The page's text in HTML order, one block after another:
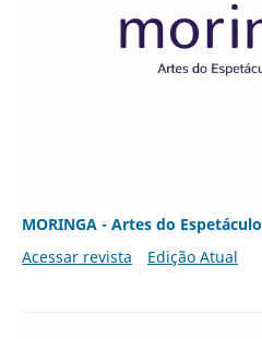
MORINGA - Artes do Espetáculo
Acessar revista
Edição Atual